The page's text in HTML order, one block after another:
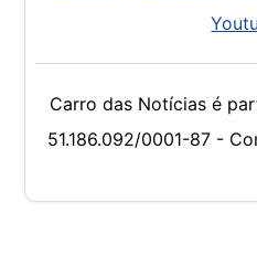
Carro das Notícias é
51.186.092/0001-87 -